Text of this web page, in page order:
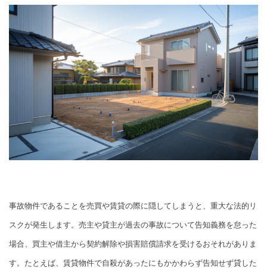
事故物件であることを売買や賃貸の際に隠してしまうと、重大な法的リ
スクが発生します。売主や貸主が過去の事故について告知義務を怠った
場合、買主や借主から契約解除や損害賠償請求を受けるおそれがありま
す。たとえば、賃貸物件で自殺があったにもかかわらず告知せず貸した